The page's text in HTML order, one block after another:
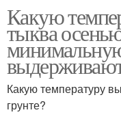
Какую
тыква
Какую температуру
грунте?